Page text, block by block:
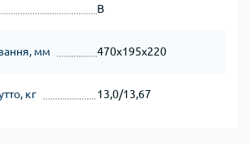
B
мм 470х195х220
кг 13,0/13,67